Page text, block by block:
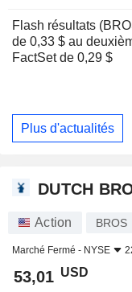
Flash résultats
de 0,33 $ au
FactSet de 0,29 $
Plus d'actualités
DUTCH
Action BROS
Marché Fermé - NYSE
53,01 USD